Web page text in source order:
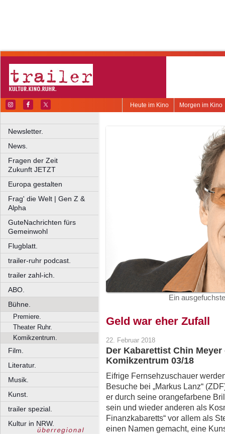
Morgen im Kino
Heute im Kino
Newsletter.
News.
Fragen der Zeit
Zukunft JETZT
Europa gestalten
Frag' die Welt | Gen Z &
Alpha
GuteNachrichten fürs
Gemeinwohl
Flugblatt.
trailer-ruhr podcast.
trailer zahl-ich.
ABO.
Bühne.
Premiere.
Theater Ruhr.
Komikzentrum.
Film.
Literatur.
Musik.
Kunst.
trailer spezial.
Kultur in NRW.
Ein
Geld war eher Zufall
22. Februar 2018
Der Kabarettist Chin
Komikzentrum 03/18
Eifrige Fernsehzuschauer
Besuche bei „Markus Lanz“
er durch seine orangefarbene
sein und wieder anderen als
Finanzkabaretts“ vor allem als
einen Namen gemacht, eine